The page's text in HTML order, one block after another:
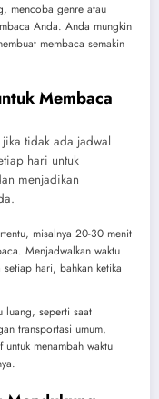
mencoba genre atau
Anda. Anda mungkin
membaca semakin
Membaca
tidak ada jadwal
hari untuk
menjadikan
misalnya 20-30 menit
Menjadwalkan waktu
hari, bahkan ketika
luang, seperti saat
transportasi umum,
menambah waktu